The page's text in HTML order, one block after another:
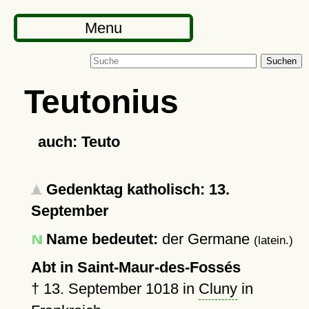
Menu
Suchen
Teutonius
auch: Teuto
Gedenktag katholisch: 13.
September
Name bedeutet: der Germane (latein.)
Abt in Saint-Maur-des-Fossés
† 13. September 1018in Clunyin